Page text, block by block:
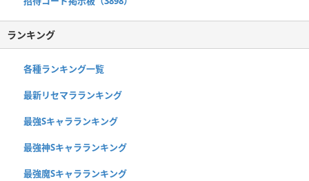
ランキング
各種ランキング一覧
最新リセマラランキング
最強Sキャラランキング
最強神Sキャラランキング
最強魔Sキャラランキング